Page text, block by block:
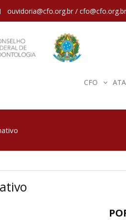
ouvidoria@cfo.org.br / cfo@cfo.org.br
CFO